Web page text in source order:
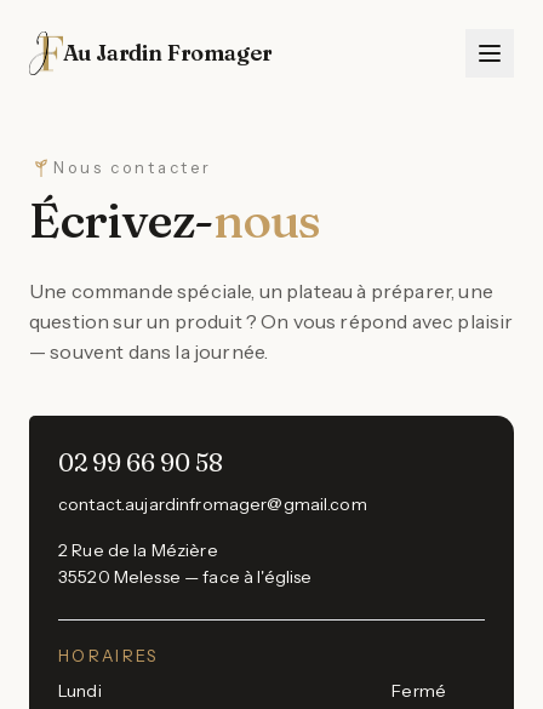
Au Jardin Fromager
Nous contacter
Écrivez-nous
Une commande spéciale, un plateau à préparer, une
question sur un produit ? On vous répond avec plaisir
— souvent dans la journée.
02 99 66 90 58
contact.aujardinfromager@gmail.com
2 Rue de la Mézière
35520 Melesse — face à l'église
HORAIRES
Lundi
Fermé